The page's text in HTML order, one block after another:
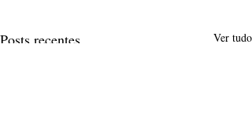
Posts recentes Ver tudo